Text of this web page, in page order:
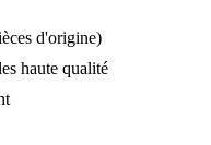
d'origine)
haute qualité